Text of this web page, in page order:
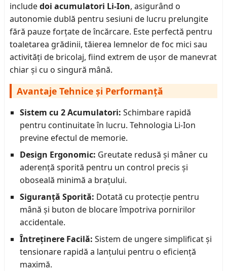
includedoi acumulatori Li-Ion, asigurând o
autonomie dublă pentru sesiuni de lucru prelungite
fără pauze forțate de încărcare. Este perfectă pentru
toaletarea grădinii, tăierea lemnelor de foc mici sau
activități de bricolaj, fiind extrem de ușor de manevrat
chiar și cu o singură mână.
Avantaje Tehnice și Performanță
Sistem cu 2 Acumulatori: Schimbare rapidă
pentru continuitate în lucru. Tehnologia Li-Ion
previne efectul de memorie.
Design Ergonomic: Greutate redusă și mâner cu
aderență sporită pentru un control precis și
oboseală minimă a brațului.
Siguranță Sporită: Dotată cu protecție pentru
mână și buton de blocare împotriva pornirilor
accidentale.
Întreținere Facilă: Sistem de ungere simplificat și
tensionare rapidă a lanțului pentru o eficiență
maximă.